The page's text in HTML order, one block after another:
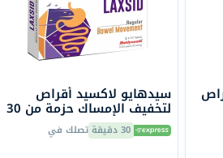
سيدهايو لاكسيد أقراص
لتخفيف الإمساك حزمة من 30
30 دقيقة تصلك في